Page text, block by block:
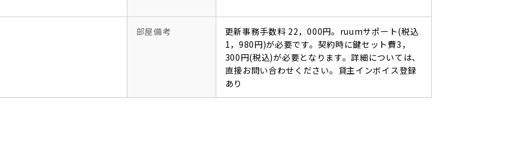
部屋備考
更新事務手数料 22，000円。ruumサポート(税込
1，980円)が必要です。契約時に鍵セット費3，
300円(税込)が必要となります。詳細については、
直接お問い合わせください。貸主インボイス登録
あり